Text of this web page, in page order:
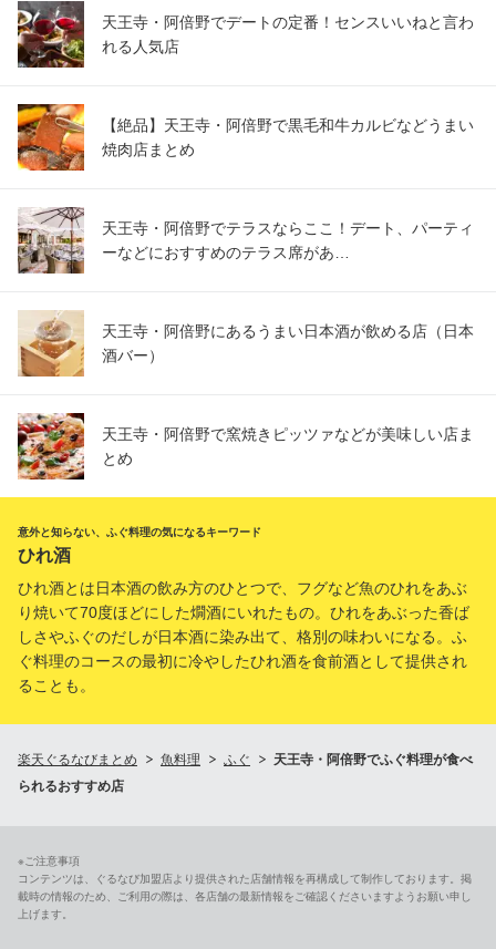
天王寺・阿倍野でデートの定番！センスいいねと言わ
れる人気店
【絶品】天王寺・阿倍野で黒毛和牛カルビなどうまい
焼肉店まとめ
天王寺・阿倍野でテラスならここ！デート、パーティ
ーなどにおすすめのテラス席があ…
天王寺・阿倍野にあるうまい日本酒が飲める店（日本
酒バー）
天王寺・阿倍野で窯焼きピッツァなどが美味しい店ま
とめ
意外と知らない、ふぐ料理の気になるキーワード
ひれ酒
ひれ酒とは日本酒の飲み方のひとつで、フグなど魚のひれをあぶ
り焼いて70度ほどにした燗酒にいれたもの。ひれをあぶった香ば
しさやふぐのだしが日本酒に染み出て、格別の味わいになる。ふ
ぐ料理のコースの最初に冷やしたひれ酒を食前酒として提供され
ることも。
楽天ぐるなびまとめ 魚料理 ふぐ
天王寺・阿倍野でふぐ料理が食べ
られるおすすめ店
※ご注意事項
コンテンツは、ぐるなび加盟店より提供された店舗情報を再構成して制作しております。掲
載時の情報のため、ご利用の際は、各店舗の最新情報をご確認くださいますようお願い申し
上げます。